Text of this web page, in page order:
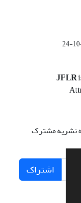
JFLR
نشریه مشترک
اشتراک